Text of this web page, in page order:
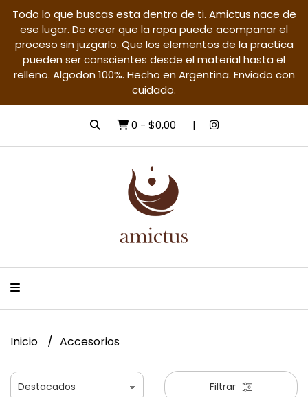
Todo lo que buscas esta dentro de ti. Amictus nace de
ese lugar. De creer que la ropa puede acompanar el
proceso sin juzgarlo. Que los elementos de la practica
pueden ser conscientes desde el material hasta el
relleno. Algodon 100%. Hecho en Argentina. Enviado con
cuidado.
0 - $0,00
Inicio Accesorios
Filtrar